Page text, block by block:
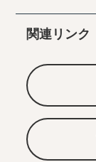
関連リンク